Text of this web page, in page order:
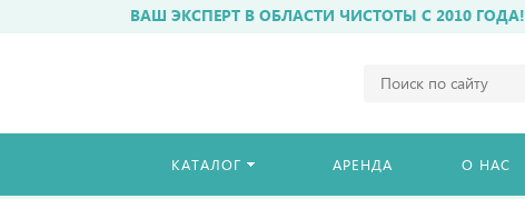
ВАШ ЭКСПЕРТ В ОБЛАСТИ ЧИСТОТЫ С 2010 ГОДА!
КАТАЛОГ АРЕНДА О НАС